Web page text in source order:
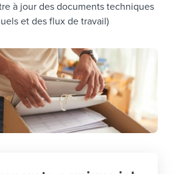
à jour des documents techniques
et des flux de travail)